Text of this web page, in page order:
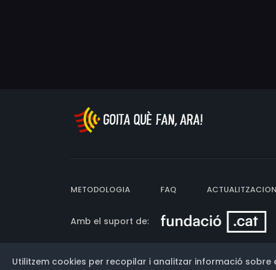
METODOLOGIA FAQ
Amb el suport de:
Utilitzem cookies per recopilar i analitzar informació